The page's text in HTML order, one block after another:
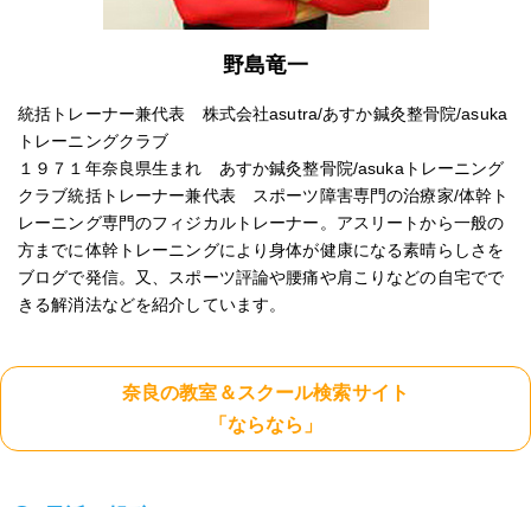
野島竜一
統括トレーナー兼代表 株式会社asutra/あすか鍼灸整骨院/asuka
トレーニングクラブ
１９７１年奈良県生まれ あすか鍼灸整骨院/asukaトレーニング
クラブ統括トレーナー兼代表 スポーツ障害専門の治療家/体幹ト
レーニング専門のフィジカルトレーナー。アスリートから一般の
方までに体幹トレーニングにより身体が健康になる素晴らしさを
ブログで発信。又、スポーツ評論や腰痛や肩こりなどの自宅でで
きる解消法などを紹介しています。
奈良の教室＆スクール検索サイト
「ならなら」